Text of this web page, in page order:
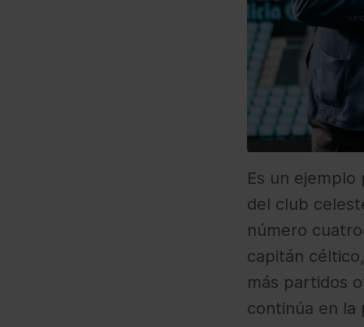
Es un
del club
número
capitán
más partidos
continúa en la